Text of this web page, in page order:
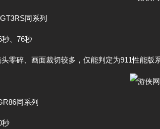
同系列
秒、76秒
零碎、画面裁切较多，仅能判定为911性能版
同系列
秒